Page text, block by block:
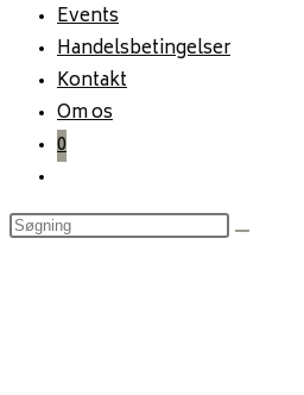
Events
Handelsbetingelser
Kontakt
Om os
0
website
search